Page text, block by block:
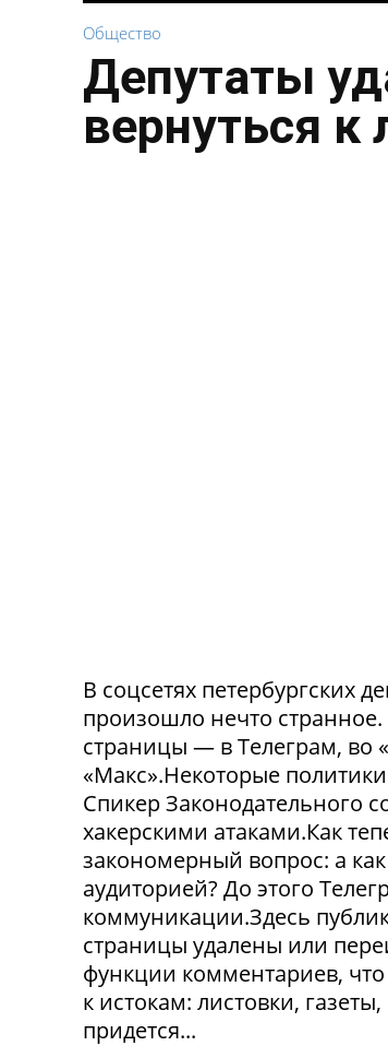
Общество
Депутаты
вернуться к
В соцсетях петербургских
произошло нечто
страницы — в Телеграм, во
«Макс».Некоторые
Спикер Законодательного
хакерскими атаками.Как
закономерный вопрос: а
аудиторией? До этого
коммуникации.Здесь
страницы удалены или
функции комментариев,
к истокам: листовки,
придется...